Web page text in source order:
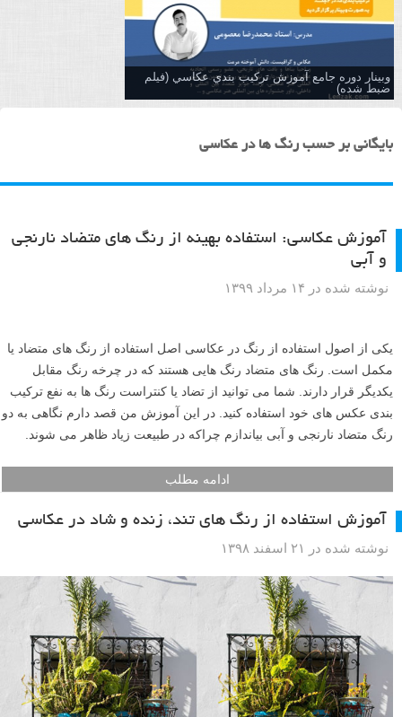
وبینار دوره جامع آموزش تركيب بندي عكاسي (فیلم
ضبط شده)
بایگانی بر حسب رنگ ها در عکاسی
آموزش عکاسی: استفاده بهینه از رنگ های متضاد نارنجی
و آبی
نوشته شده در ۱۴ مرداد ۱۳۹۹
یکی از اصول استفاده از رنگ در عکاسی اصل استفاده از رنگ های متضاد یا
مکمل است. رنگ های متضاد رنگ هایی هستند که در چرخه رنگ مقابل
یکدیگر قرار دارند. شما می توانید از تضاد یا کنتراست رنگ ها به نفع ترکیب
بندی عکس های خود استفاده کنید. در این آموزش من قصد دارم نگاهی به دو
رنگ متضاد نارنجی و آبی بیاندازم چراکه در طبیعت زیاد ظاهر می شوند.
ادامه مطلب
آموزش استفاده از رنگ های تند، زنده و شاد در عکاسی
نوشته شده در ۲۱ اسفند ۱۳۹۸